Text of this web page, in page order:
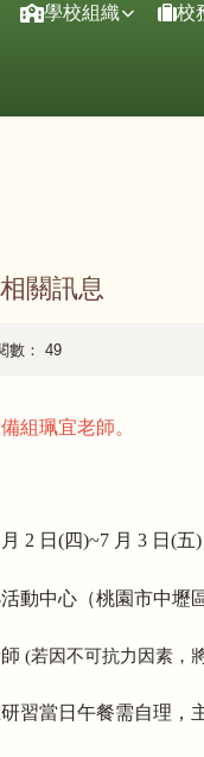
學校組織 校
關訊息
數： 49
組珮宜老師。
2 日(四)~7 月 3 日(五
動中心（桃園市中壢
師(若因不可抗力因素，
習當日午餐需自理，